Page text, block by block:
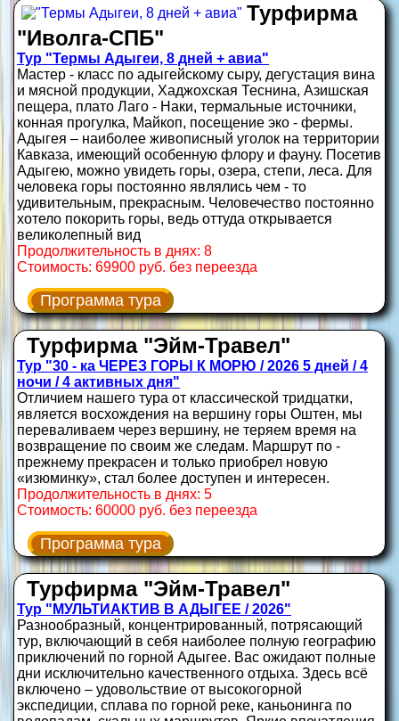
Турфирма
"Иволга-СПБ"
Тур "Термы Адыгеи, 8 дней + авиа"
Мастер - класс по адыгейскому сыру, дегустация вина
и мясной продукции, Хаджохская Теснина, Азишская
пещера, плато Лаго - Наки, термальные источники,
конная прогулка, Майкоп, посещение эко - фермы.
Адыгея – наиболее живописный уголок на территории
Кавказа, имеющий особенную флору и фауну. Посетив
Адыгею, можно увидеть горы, озера, степи, леса. Для
человека горы постоянно являлись чем - то
удивительным, прекрасным. Человечество постоянно
хотело покорить горы, ведь оттуда открывается
великолепный вид
Продолжительность в днях: 8
Стоимость: 69900 руб. без переезда
Программа тура
Турфирма "Эйм-Травел"
Тур "30 - ка ЧЕРЕЗ ГОРЫ К МОРЮ / 2026 5 дней / 4
ночи / 4 активных дня"
Отличием нашего тура от классической тридцатки,
является восхождения на вершину горы Оштен, мы
переваливаем через вершину, не теряем время на
возвращение по своим же следам. Маршрут по -
прежнему прекрасен и только приобрел новую
«изюминку», стал более доступен и интересен.
Продолжительность в днях: 5
Стоимость: 60000 руб. без переезда
Программа тура
Турфирма "Эйм-Травел"
Тур "МУЛЬТИАКТИВ В АДЫГЕЕ / 2026"
Разнообразный, концентрированный, потрясающий
тур, включающий в себя наиболее полную географию
приключений по горной Адыгее. Вас ожидают полные
дни исключительно качественного отдыха. Здесь всё
включено – удовольствие от высокогорной
экспедиции, сплава по горной реке, каньонинга по